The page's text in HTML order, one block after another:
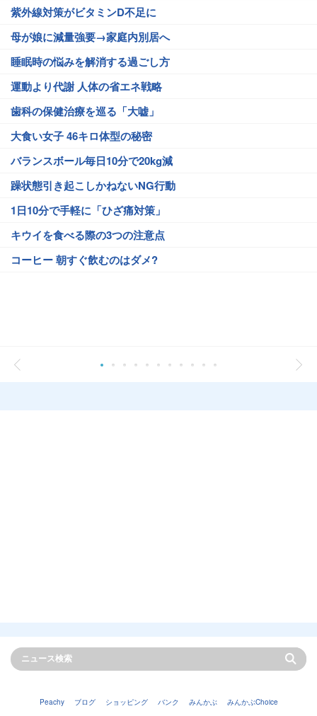
紫外線対策がビタミンD不足に
母が娘に減量強要→家庭内別居へ
睡眠時の悩みを解消する過ごし方
運動より代謝 人体の省エネ戦略
歯科の保健治療を巡る「大嘘」
大食い女子 46キロ体型の秘密
バランスボール毎日10分で20kg減
躁状態引き起こしかねないNG行動
1日10分で手軽に「ひざ痛対策」
キウイを食べる際の3つの注意点
コーヒー 朝すぐ飲むのはダメ?
Peachy ブログ ショッピング バンク みんかぶ
みんかぶChoice